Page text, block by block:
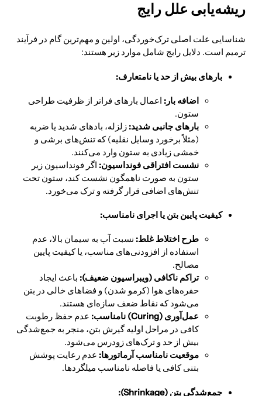
ریشه‌یابی علل رایج
شناسایی علت اصلی ترک‌خوردگی، اولین و مهم‌ترین گام در فرآیند
ترمیم است. دلایل رایج شامل موارد زیر هستند:
بارهای بیش از حد یا نامتعارف:
اضافه بار: اعمال بارهای فراتر از ظرفیت طراحی
ستون.
بارهای جانبی شدید: زلزله، بادهای شدید یا ضربه
(مثلاً برخورد وسایل نقلیه) که تنش‌های برشی و
خمشی زیادی به ستون وارد می‌کنند.
نشست افتراقی فونداسیون: اگر فونداسیون زیر
ستون به صورت ناهمگون نشست کند، ستون تحت
تنش‌های اضافی قرار گرفته و ترک می‌خورد.
کیفیت پایین بتن یا اجرای نامناسب:
طرح اختلاط غلط: نسبت آب به سیمان بالا، عدم
استفاده از افزودنی‌های مناسب، یا کیفیت پایین
مصالح.
تراکم ناکافی (ویبراسیون ضعیف): باعث ایجاد
حفره‌های هوا (کرمو شدن) و فضاهای خالی در بتن
می‌شود که نقاط ضعف سازه‌ای هستند.
عمل‌آوری (Curing) نامناسب:
عدم حفظ رطوبت
کافی در مراحل اولیه گیرش بتن، منجر به جمع‌شدگی
بیش از حد و ترک‌های زودرس می‌شود.
موقعیت نامناسب آرماتورها: عدم رعایت پوشش
بتنی کافی یا فاصله نامناسب میلگردها.
جمع‌شدگی بتن (Shrinkage):